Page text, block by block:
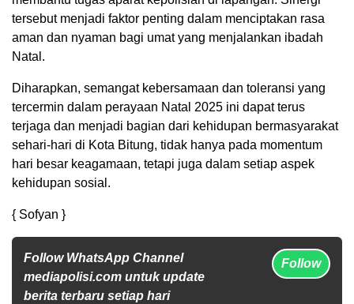
tersebut menjadi faktor penting dalam menciptakan rasa
aman dan nyaman bagi umat yang menjalankan ibadah
Natal.
Diharapkan, semangat kebersamaan dan toleransi yang
tercermin dalam perayaan Natal 2025 ini dapat terus
terjaga dan menjadi bagian dari kehidupan bermasyarakat
sehari-hari di Kota Bitung, tidak hanya pada momentum
hari besar keagamaan, tetapi juga dalam setiap aspek
kehidupan sosial.
{ Sofyan }
Follow WhatsApp Channel
mediapolisi.com untuk update
berita terbaru setiap hari
Follow